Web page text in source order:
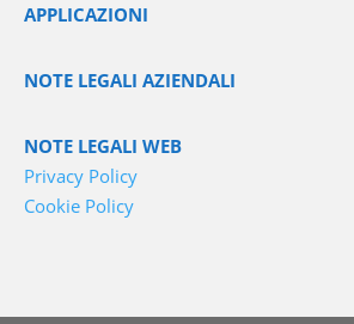
APPLICAZIONI
NOTE LEGALI AZIENDALI
NOTE LEGALI WEB
Privacy Policy
Cookie Policy